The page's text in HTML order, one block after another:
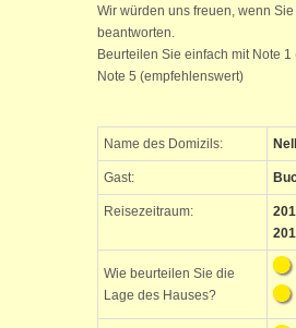
Wir würden uns freuen, wenn
beantworten.
Beurteilen Sie einfach mit Note 1
Note 5 (empfehlenswert)
Name des Domizils:
Gast:
Reisezeitraum:
Wie beurteilen Sie die
Lage des Hauses?